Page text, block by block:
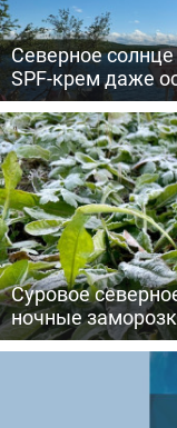
Северное
SPF-крем даже
Суровое
ночные